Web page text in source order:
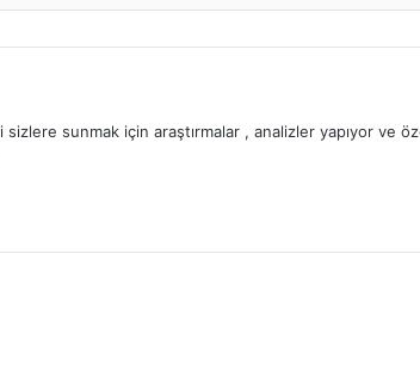
sunmak için araştırmalar , analizler yapıyor ve